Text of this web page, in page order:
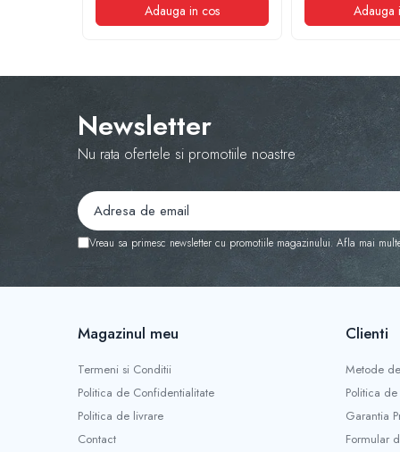
2.2.1. Administrare Dejectii
2.3. Erbicidare & Irigare
2.3.1 Erbicidare
2.3.2. Irigare
2.4.1. Piese Cositoare
2.4.5. Diverse
2.5. Zootehnie
Adauga in cos Adauga
Newsletter
Nu rata ofertele si promotiile noastre
Vreau sa primesc newsletter cu promotiile magazinului. Afla mai
Magazinul meu
Termeni si Conditii
Politica de Confidentialitate
Politica de livrare
Contact
Clienti
Metode
Politica de
Garantia
Formular